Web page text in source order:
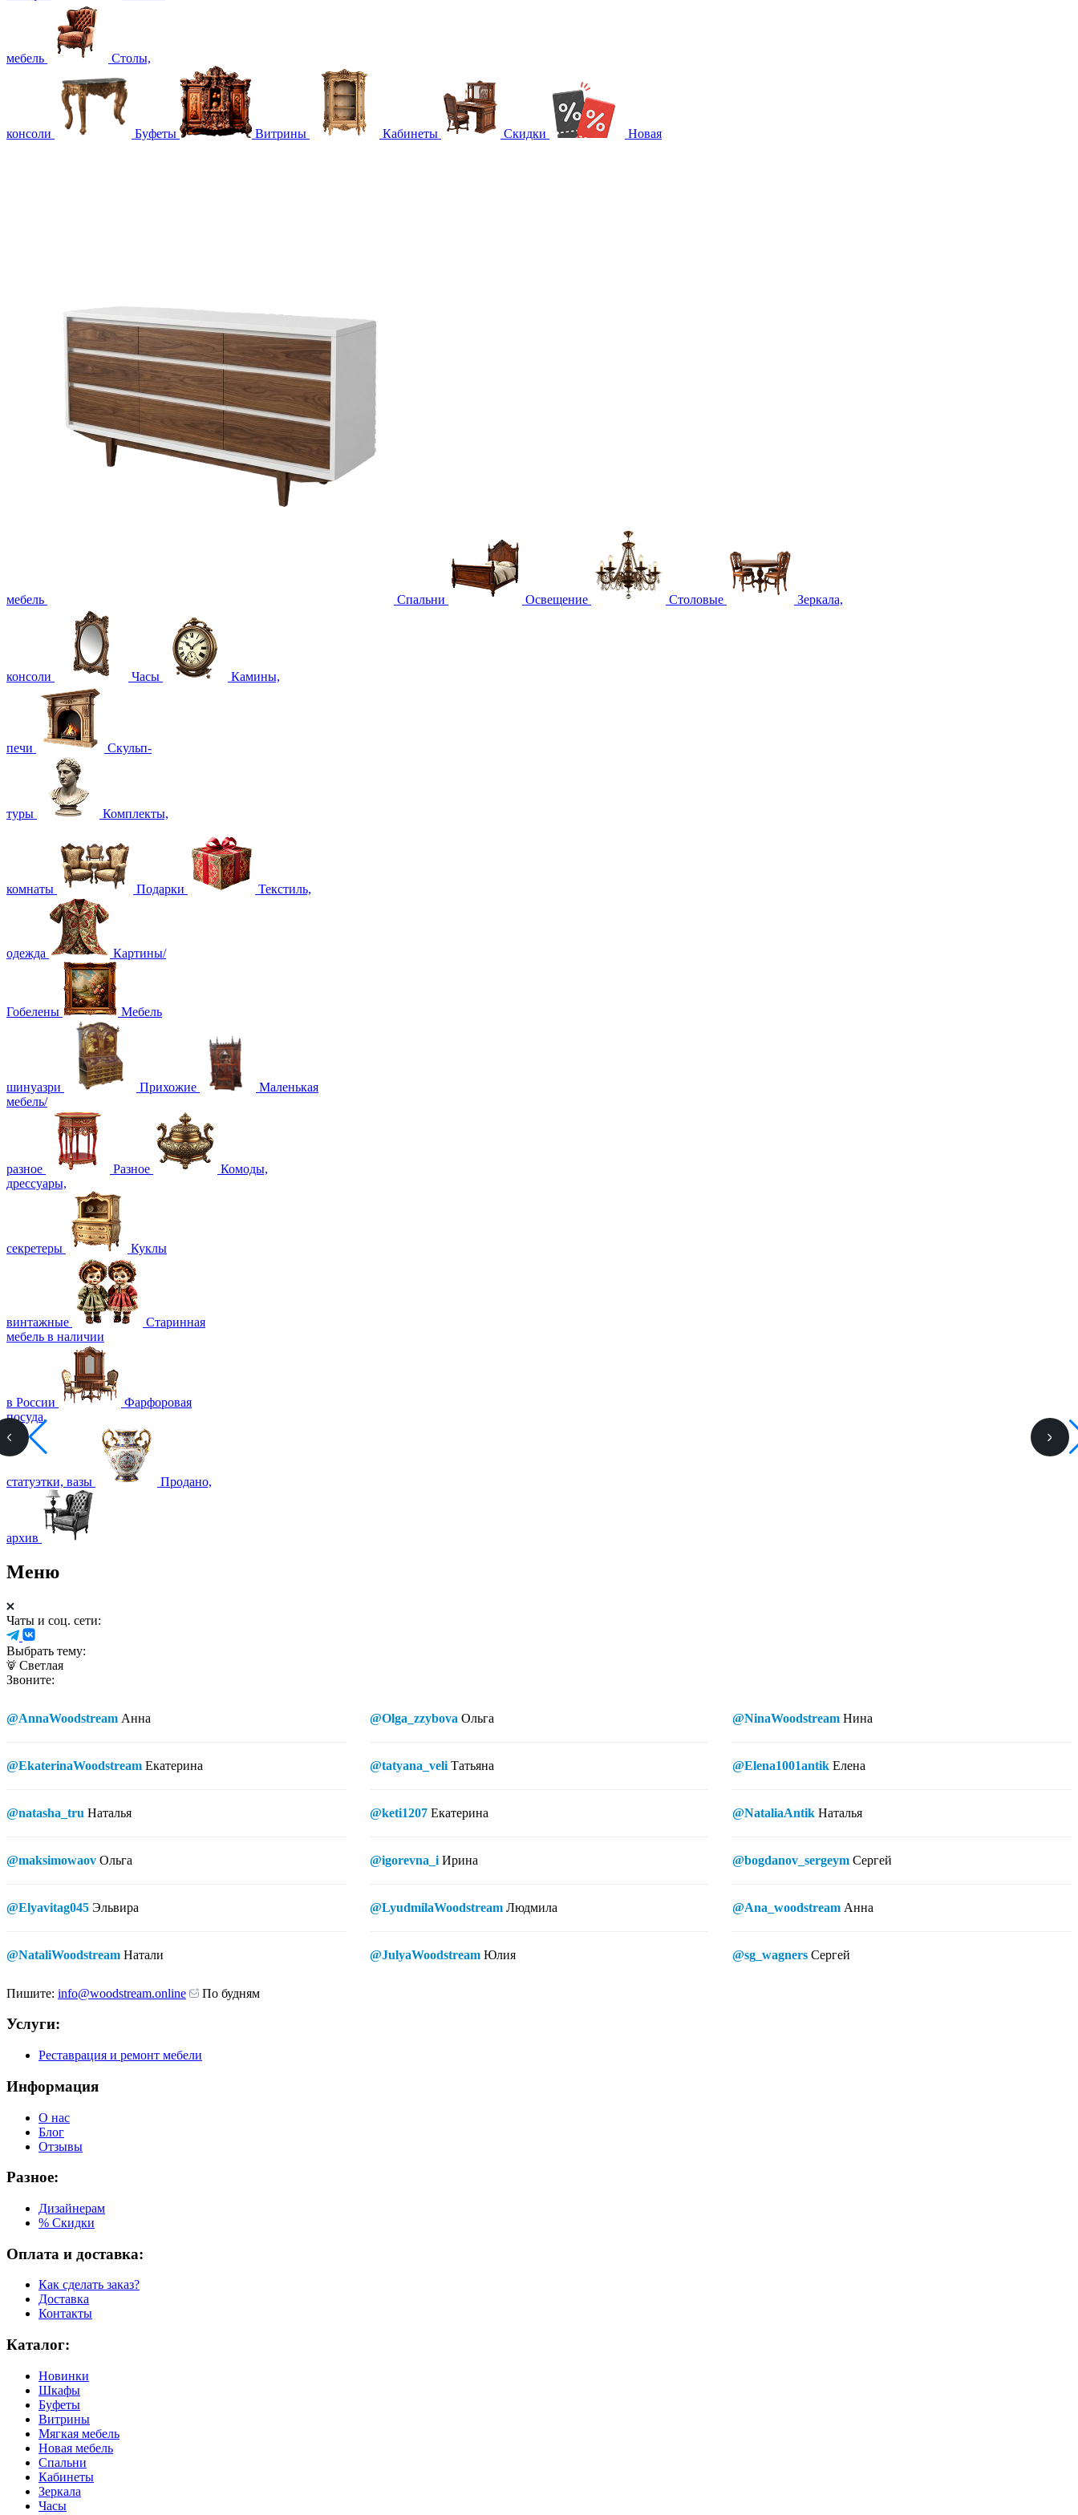
мебель Столы,
консоли Буфеты Витрины Кабинеты Скидки Новая
мебель Спальни Освещение Столовые Зеркала,
консоли Часы Камины,
печи Скульп-
туры Комплекты,
комнаты Подарки Текстиль,
одежда Картины/
Гобелены Мебель
шинуазри Прихожие
Маленькая
мебель/
разное Разное
Комоды,
дрессуары,
секретеры Куклы
винтажные
Старинная
мебель в наличии
в России
Фарфоровая
посуда,
статуэтки, вазы Продано,
архив
Меню
Чаты и соц. сети:
Выбрать тему:
Светлая
Звоните:
@AnnaWoodstream Анна
@EkaterinaWoodstream Екатерина
@natasha_tru Наталья
@maksimowaov Ольга
@Elyavitag045 Эльвира
@NataliWoodstream Натали
@Olga_zzybova Ольга
@tatyana_veli Татьяна
@keti1207 Екатерина
@igorevna_i Ирина
@LyudmilaWoodstream Людмила
@JulyaWoodstream Юлия
@NinaWoodstream Нина
@Elena1001antik Елена
@NataliaAntik Наталья
@bogdanov_sergeym Сергей
@Ana_woodstream Анна
@sg_wagners Сергей
Пишите: info@woodstream.online По будням
Услуги:
Реставрация и ремонт мебели
Информация
О нас
Блог
Отзывы
Разное:
Дизайнерам
% Скидки
Оплата и доставка:
Как сделать заказ?
Доставка
Контакты
Каталог:
Новинки
Шкафы
Буфеты
Витрины
Мягкая мебель
Новая мебель
Спальни
Кабинеты
Зеркала
Часы